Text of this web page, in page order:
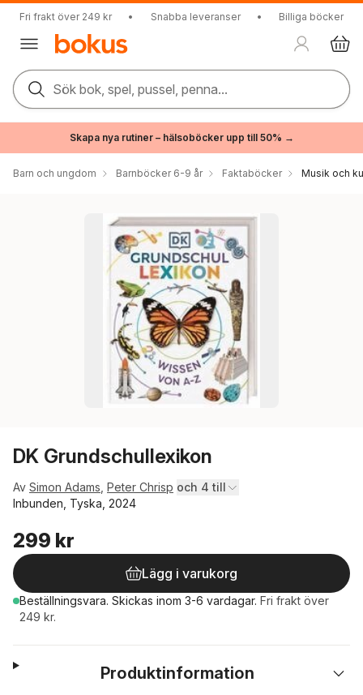
Fri frakt över 249 kr • Snabba leveranser • Billiga böcker
Sök bok, spel, pussel, penna...
Skapa nya rutiner – hälsoböcker upp till 50% →
Barn och ungdom Barnböcker 6-9 år Faktaböcker Musik och
DK Grundschullexikon
Av Simon Adams Peter Chrisp och 4 till
Inbunden, Tyska, 2024
299 kr
Lägg i varukorg
Beställningsvara. Skickas inom 3-6 vardagar. Fri frakt över
249 kr.
Produktinformation